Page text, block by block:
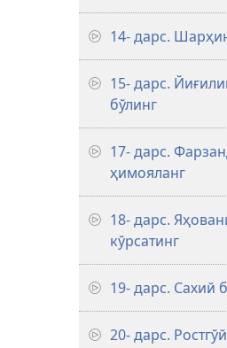
14- дарс.
15- дарс.
бўлинг
17- дарс.
ҳимояланг
18- дарс.
кўрсатинг
19- дарс. Сахий
20- дарс.